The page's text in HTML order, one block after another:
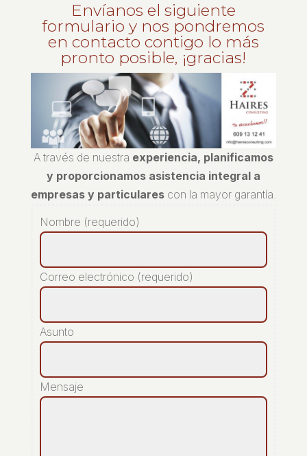
Envíanos el siguiente
formulario y nos pondremos
en contacto contigo lo más
pronto posible, ¡gracias!
A través de nuestra experiencia, planificamos
y proporcionamos asistencia integral a
empresas y particularescon la mayor garantía.
Nombre (requerido)
Correo electrónico (requerido)
Asunto
Mensaje